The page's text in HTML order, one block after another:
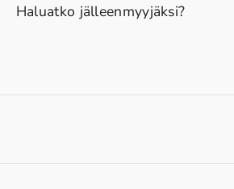
Haluatko jälleenmyyjäksi?